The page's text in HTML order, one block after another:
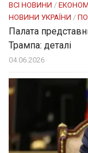
ВСІ НОВИНИ /
НОВИНИ УКРАЇНИ /
Палата
Трампа: деталі
04.06.2026